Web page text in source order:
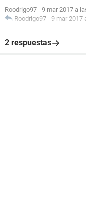
Roodrigo97 - 9 mar 2017 a
Roodrigo97 - 9 mar 2017
2 respuestas